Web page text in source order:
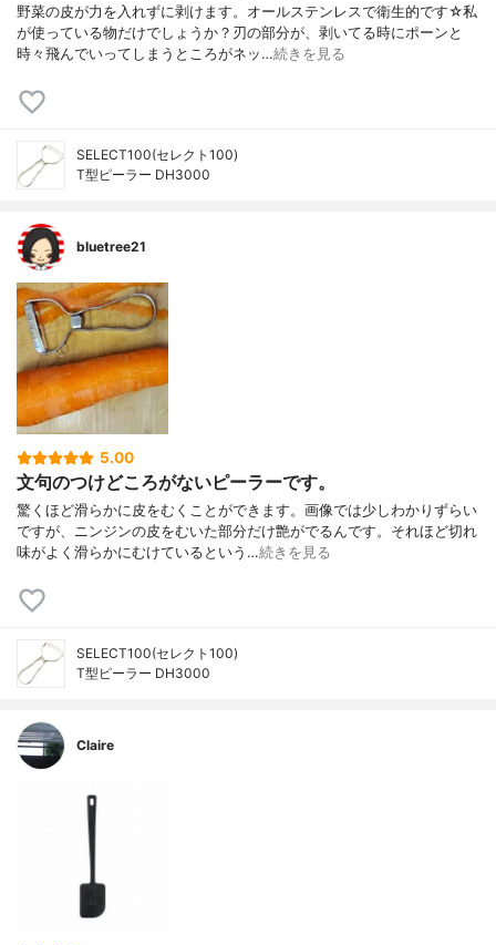
野菜の皮が力を入れずに剥けます。オールステンレスで衛生的です☆私
が使っている物だけでしょうか？刃の部分が、剥いてる時にポーンと
時々飛んでいってしまうところがネッ…続きを見る
SELECT100(セレクト100)
T型ピーラー DH3000
bluetree21
5.00
文句のつけどころがないピーラーです。
驚くほど滑らかに皮をむくことができます。画像では少しわかりずらい
ですが、ニンジンの皮をむいた部分だけ艶がでるんです。それほど切れ
味がよく滑らかにむけているという…続きを見る
SELECT100(セレクト100)
T型ピーラー DH3000
Claire